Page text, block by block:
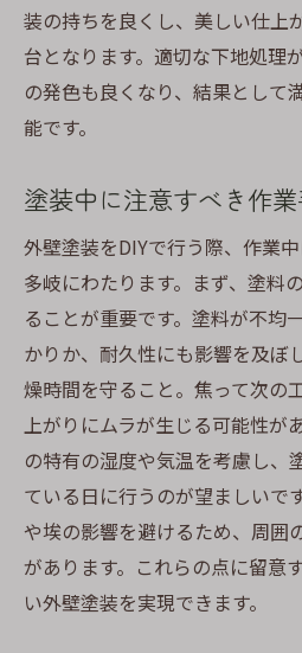
装の持ちを良くし、美しい仕上
台となります。適切な下地処理
の発色も良くなり、結果として
能です。
塗装中に注意すべき作
外壁塗装をDIYで行う際、作業
多岐にわたります。まず、塗料
ることが重要です。塗料が不均
かりか、耐久性にも影響を及ぼ
燥時間を守ること。焦って次の
上がりにムラが生じる可能性が
の特有の湿度や気温を考慮し、
ている日に行うのが望ましいで
や埃の影響を避けるため、周囲
があります。これらの点に留意
い外壁塗装を実現できます。